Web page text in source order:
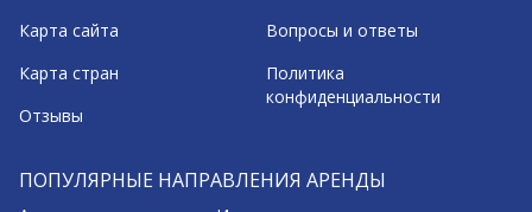
Карта сайта
Карта стран
Отзывы
Вопросы и ответы
Политика
конфиденциальности
ПОПУЛЯРНЫЕ НАПРАВЛЕНИЯ АРЕНДЫ